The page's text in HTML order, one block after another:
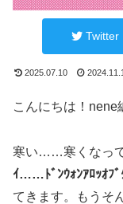
Twitter
2025.07.10
こんにちは！nene
寒い……寒くなっ
ｲ……ﾄﾞﾝｳｫﾝｱﾛｯｵﾌ
てきます。もう